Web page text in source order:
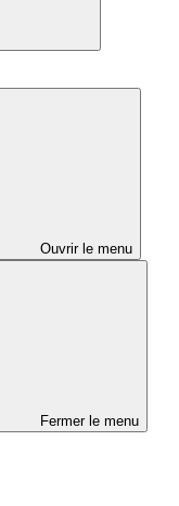
Ouvrir le menu
Fermer le menu